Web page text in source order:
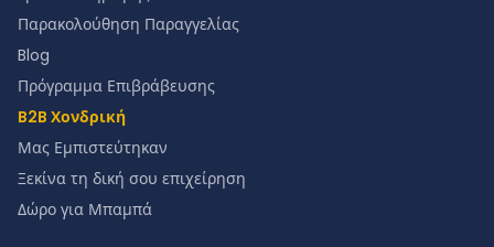
Παρακολούθηση Παραγγελίας
Blog
Πρόγραμμα Επιβράβευσης
B2B Χονδρική
Μας Εμπιστεύτηκαν
Ξεκίνα τη δική σου επιχείρηση
Δώρο για Μπαμπά